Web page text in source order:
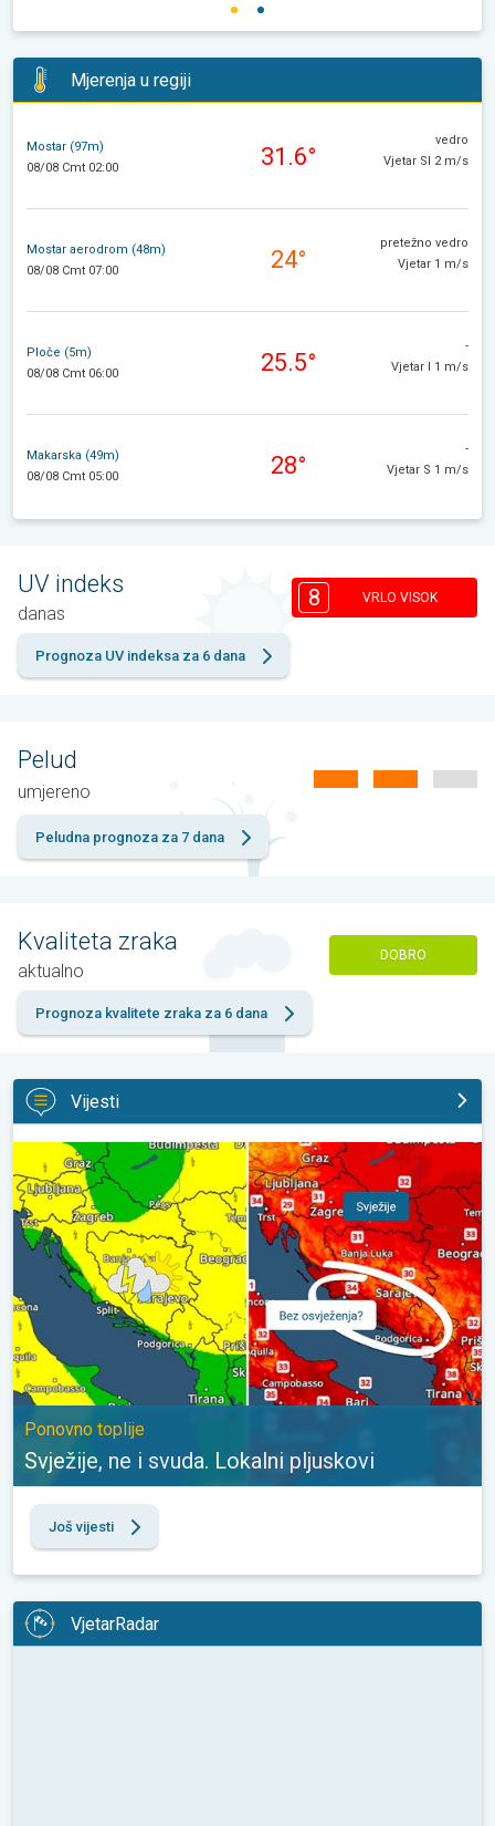
Mjerenja u regiji
Mostar (97m)
08/08 Cmt 02:00
31.6°
vedro
Vjetar SI 2 m/s
Mostar aerodrom (48m)
08/08 Cmt 07:00
24°
pretežno vedro
Vjetar 1 m/s
Ploče (5m)
08/08 Cmt 06:00
25.5°
-
Vjetar I 1 m/s
Makarska (49m)
08/08 Cmt 05:00
28°
-
Vjetar S 1 m/s
UV indeks
danas
8 VRLO VISOK
Prognoza UV indeksa za 6 dana
Pelud
umjereno
Peludna prognoza za 7 dana
Kvaliteta zraka
aktualno
DOBRO
Prognoza kvalitete zraka za 6 dana
Vijesti
Svježije, ne i svuda. Lokalni pljuskovi. Ponovno toplije. . .
Ponovno toplije
Svježije, ne i svuda. Lokalni pljuskovi
Još vijesti
VjetarRadar